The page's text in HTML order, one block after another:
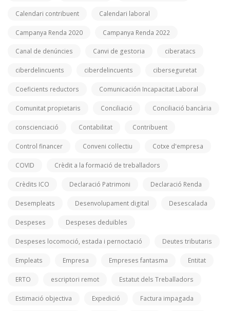
Calendari contribuent Calendari laboral
Campanya Renda 2020 Campanya Renda 2022
Canal de denúncies Canvi de gestoria ciberatacs
ciberdelincuents ciberdelincuents ciberseguretat
Coeficients reductors Comunicación Incapacitat Laboral
Comunitat propietaris Conciliació Conciliació bancària
conscienciació Contabilitat Contribuent
Control financer Conveni col·lectiu Cotxe d'empresa
COVID Crèdit a la formació de treballadors
Crèdits ICO Declaració Patrimoni Declaració Renda
Desempleats Desenvolupament digital Desescalada
Despeses Despeses deduïbles
Despeses locomoció, estada i pernoctació Deutes tributaris
Empleats Empresa Empreses fantasma Entitat
ERTO escriptori remot Estatut dels Treballadors
Estimació objectiva Expedició Factura impagada